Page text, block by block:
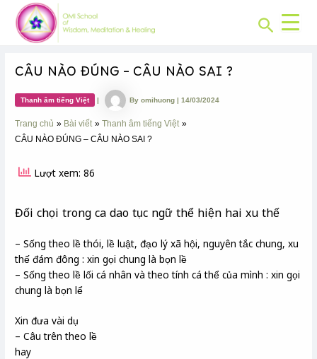
content
Search
CÂU NÀO ĐÚNG – CÂU NÀO SAI ?
Thanh âm tiếng Việt | Byomihuong|14/03/2024
Trang chủ Bài viết
Thanh âm tiếng Việt
CÂU NÀO ĐÚNG – CÂU NÀO SAI ?
Lượt xem: 86
Đối chọi trong ca dao tục ngữ thể hiện hai xu thế
– Sống theo lề thói, lề luật, đạo lý xã hội, nguyên tắc chung, xu
thế đám đông : xin gọi chung là bọn lề
– Sống theo lề lối cá nhân và theo tính cá thể của mình : xin gọi
chung là bọn lể
Xin đưa vài dụ
– Câu trên theo lề
hay
Post
navigation
CHUYÊN
MỤC: